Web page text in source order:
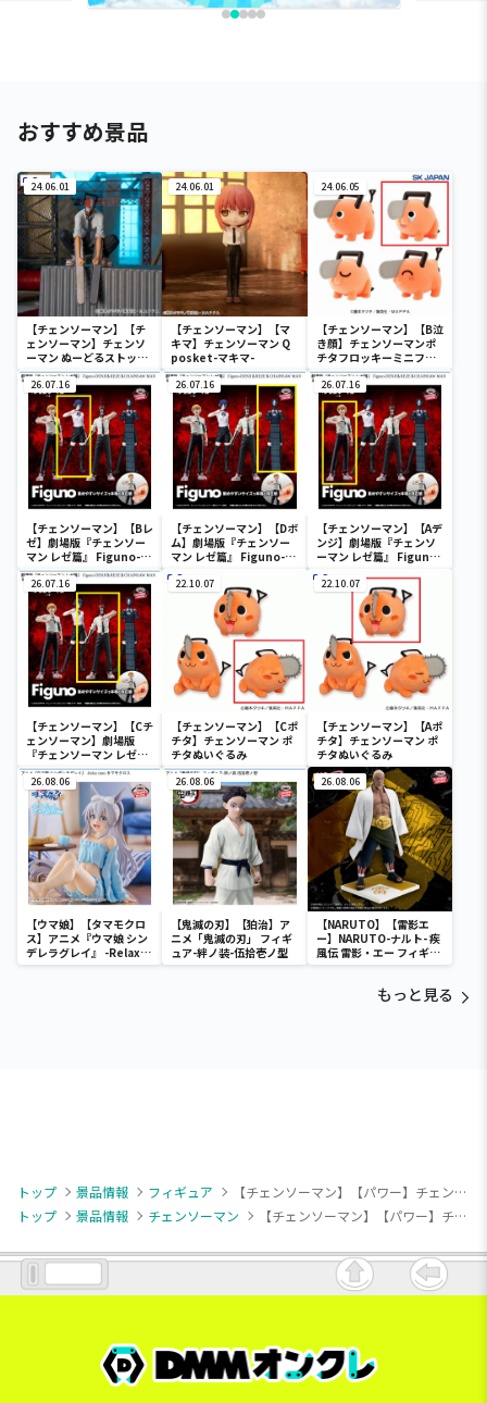
おすすめ景品
24.06.01
【チェンソーマン】【チ
ェンソーマン】チェンソ
ーマン ぬーどるストッパ
ーフィギュアーチェンソ
ーマンー
24.06.01
【チェンソーマン】【マ
キマ】チェンソーマン Q
posket-マキマ-
24.06.05
【チェンソーマン】【B泣
き顔】チェンソーマンポ
チタフロッキーミニフィ
ギュア
26.07.16
【チェンソーマン】【Bレ
ゼ】劇場版『チェンソー
マン レゼ篇』 Figuno-
DENJI＆REZE＆
CHAINSAW MAN＆
BOMB-
26.07.16
【チェンソーマン】【Dボ
ム】劇場版『チェンソー
マン レゼ篇』 Figuno-
CHAINSAW MAN＆
26.07.16
【チェンソーマン】【Aデ
ンジ】劇場版『チェンソ
ーマン レゼ篇』 Figuno-
CHAINSAW MAN＆
26.07.16
【チェンソーマン】【Cチ
ェンソーマン】劇場版
『チェンソーマン レゼ
篇』 Figuno-DENJI＆
REZE＆CHAINSAW MAN
＆BOMB-
22.10.07
【チェンソーマン】【Cポ
チタ】チェンソーマン ポ
チタぬいぐるみ
22.10.07
【チェンソーマン】【Aポ
チタ】チェンソーマン ポ
チタぬいぐるみ
26.08.06
【ウマ娘】【タマモクロ
ス】アニメ『ウマ娘 シン
デレラグレイ』 -Relax
time-タマモクロス
26.08.06
【鬼滅の刃】【狛治】ア
ニメ「鬼滅の刃」 フィギ
ュア-絆ノ装-伍拾壱ノ型
26.08.06
【NARUTO】【雷影エ
ー】NARUTO-ナルト- 疾
風伝 雷影・エー フィギュ
ア～五影集結…!!～
もっと見る
トップ 景品情報 フィギュア
【チェンソーマン】【パワー】チェンソーマン VIBRATION STARS-POWER-Ⅳ
トップ
景品情報 チェンソーマン 【チェンソーマン】【パワー】チェンソーマン VIBRATION STARS-POWER-Ⅳ